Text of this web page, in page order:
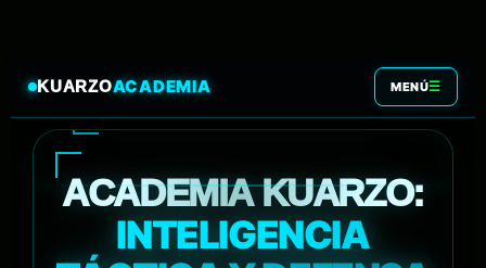
KUARZOACADEMIA MENÚ☰
ACADEMIA KUARZO:
INTELIGENCIA